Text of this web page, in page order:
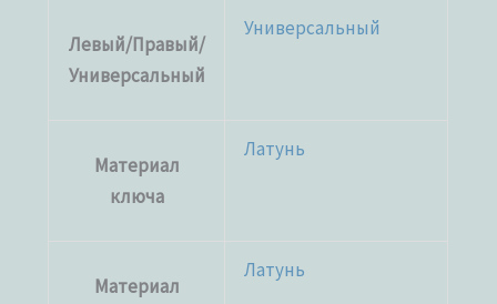
Левый/Правый/
Универсальный
Универсальный
Материал
ключа
Латунь
Материал
Латунь